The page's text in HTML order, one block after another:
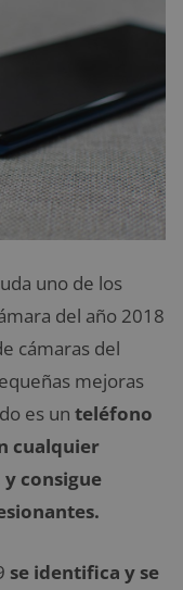
uno de los
del año 2018
cámaras del
mejoras
es un teléfono
cualquier
consigue
se identifica y se